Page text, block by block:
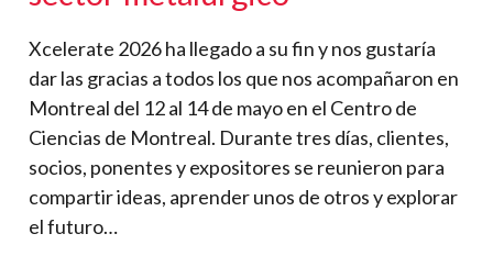
Xcelerate 2026 ha llegado a su fin y nos gustaría
dar las gracias a todos los que nos acompañaron en
Montreal del 12 al 14 de mayo en el Centro de
Ciencias de Montreal. Durante tres días, clientes,
socios, ponentes y expositores se reunieron para
compartir ideas, aprender unos de otros y explorar
el futuro…